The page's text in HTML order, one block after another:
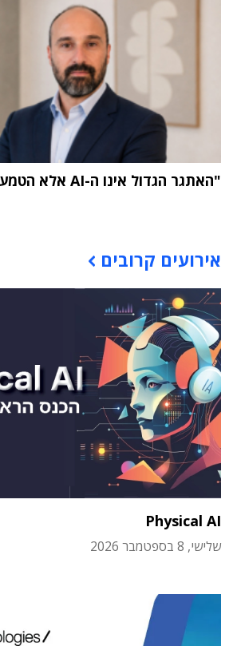
"האתגר הגדול אינו ה-AI אלא הטמעתה בארגון"
אירועים קרובים
Physical AI
שלישי, 8 בספטמבר 2026